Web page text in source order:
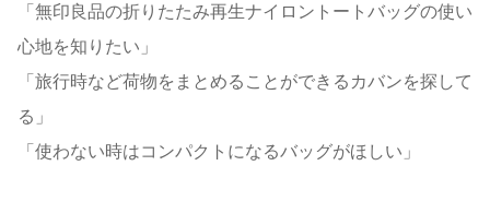
「無印良品の折りたたみ再生ナイロントートバッグの使い
心地を知りたい」
「旅行時など荷物をまとめることができるカバンを探して
る」
「使わない時はコンパクトになるバッグがほしい」